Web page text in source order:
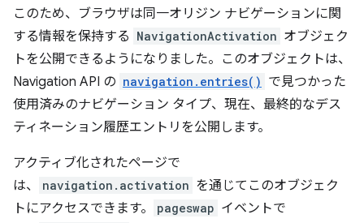
このため、ブラウザは同一オリジン ナビゲーションに関
する情報を保持する NavigationActivation オブジェク
トを公開できるようになりました。このオブジェクトは、
Navigation API の navigation.entries() で見つかった
使用済みのナビゲーション タイプ、現在、最終的なデス
ティネーション履歴エントリを公開します。
アクティブ化されたページで
は、
navigation.activation を通じてこのオブジェク
トにアクセスできます。
pageswap イベントで